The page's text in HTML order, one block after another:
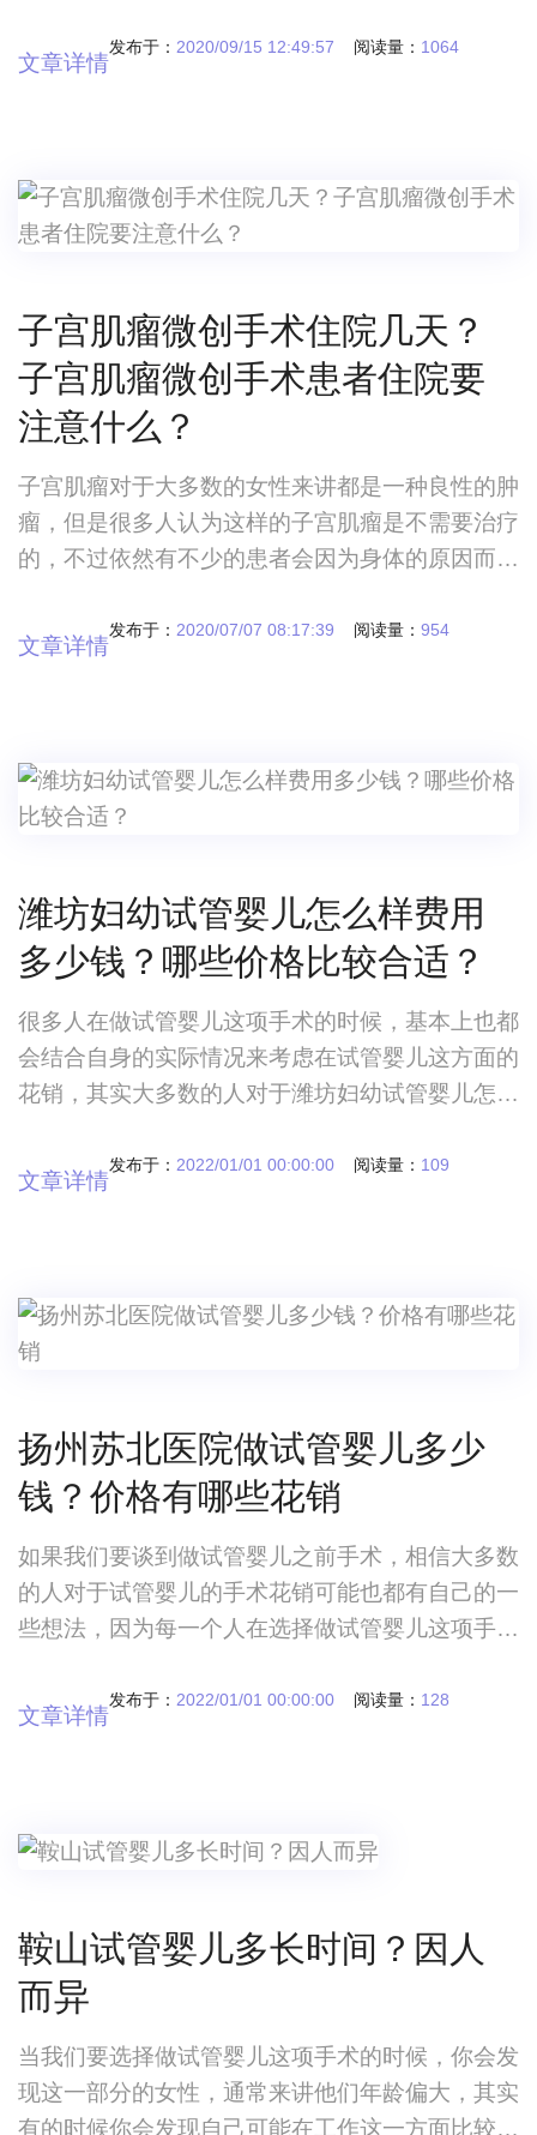
其实这种想法完全是非常正确的，毕竟大家在选择
望能够保障成功率，毋庸置疑，其实我们在选择医
院的
发布于： 2020/09/15 12:49:57 阅读量： 1064
文章详情
子宫肌瘤微创手术住院几天？
子宫肌瘤微创手术患者住院要
注意什么？
子宫肌瘤对于大多数的女性来讲都是一种良性的肿
瘤，但是很多人认为这样的子宫肌瘤是不需要治疗
的，不过依然有不少的患者会因为身体的原因而导
断效果上来看，如果真的出现这种情况的话，我们
数，子宫肌瘤微创手术住院几天？子宫肌瘤微创手
术住
发布于： 2020/07/07 08:17:39 阅读量： 954
文章详情
潍坊妇幼试管婴儿怎么样费用
多少钱？哪些价格比较合适？
很多人在做试管婴儿这项手术的时候，基本上也都
会结合自身的实际情况来考虑在试管婴儿这方面的
花销，其实大多数的人对于潍坊妇幼试管婴儿怎么
要选择试管婴儿这项手术的时候，一定要具体情况
在试管婴儿这方面的花销，其实大多数的人对于潍
坊妇
发布于： 2022/01/01 00:00:00 阅读量： 109
文章详情
扬州苏北医院做试管婴儿多少
钱？价格有哪些花销
如果我们要谈到做试管婴儿之前手术，相信大多数
的人对于试管婴儿的手术花销可能也都有自己的一
些想法，因为每一个人在选择做试管婴儿这项手术
那么在这种情况下，您可能也会考虑扬州苏北医院
花销可能也都有自己的一些想法，因为每一个人在
发布于： 2022/01/01 00:00:00 阅读量： 128
文章详情
鞍山试管婴儿多长时间？因人
而异
当我们要选择做试管婴儿这项手术的时候，你会发
现这一部分的女性，通常来讲他们年龄偏大，其实
有的时候你会发现自己可能在工作这一方面比较体